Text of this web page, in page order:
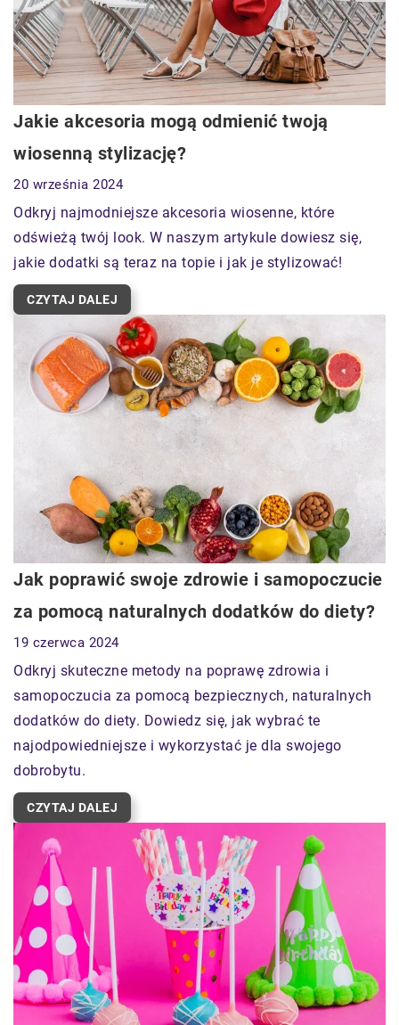
Jakie akcesoria mogą odmienić twoją
wiosenną stylizację?
20 września 2024
Odkryj najmodniejsze akcesoria wiosenne, które
odświeżą twój look. W naszym artykule dowiesz się,
jakie dodatki są teraz na topie i jak je stylizować!
CZYTAJ DALEJ
Jak poprawić swoje zdrowie i samopoczucie
za pomocą naturalnych dodatków do diety?
19 czerwca 2024
Odkryj skuteczne metody na poprawę zdrowia i
samopoczucia za pomocą bezpiecznych, naturalnych
dodatków do diety. Dowiedz się, jak wybrać te
najodpowiedniejsze i wykorzystać je dla swojego
dobrobytu.
CZYTAJ DALEJ